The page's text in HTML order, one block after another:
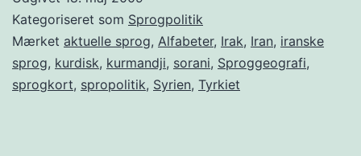
Kategoriseret som Sprogpolitik
Mærket aktuelle sprog, Alfabeter, Irak, Iran, iranske
sprog, kurdisk, kurmandji, sorani, Sproggeografi,
sprogkort, spropolitik, Syrien, Tyrkiet